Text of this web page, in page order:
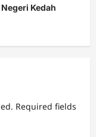
Kedah
Required fields